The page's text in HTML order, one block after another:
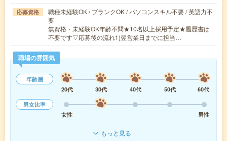
応募資格
職種未経験OK / ブランクOK / パソコンスキル不要 / 英語力不
要
無資格・未経験OK年齢不問★10名以上採用予定★履歴書は
不要です▽応募後の流れ1)翌営業日までに担当…
職場の雰囲気
年齢層
20代
30代 40代 50代
60代
男女比率
女性
男性
もっと見る